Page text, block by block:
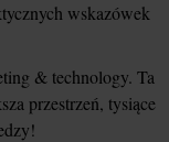
wskazówek
& technology. Ta
przestrzeń, tysiące